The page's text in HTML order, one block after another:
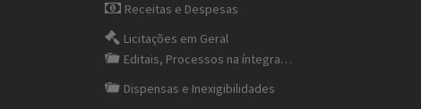
Receitas e Despesas
Licitações em Geral
Editais, Processos na íntegra…
Dispensas e Inexigibilidades